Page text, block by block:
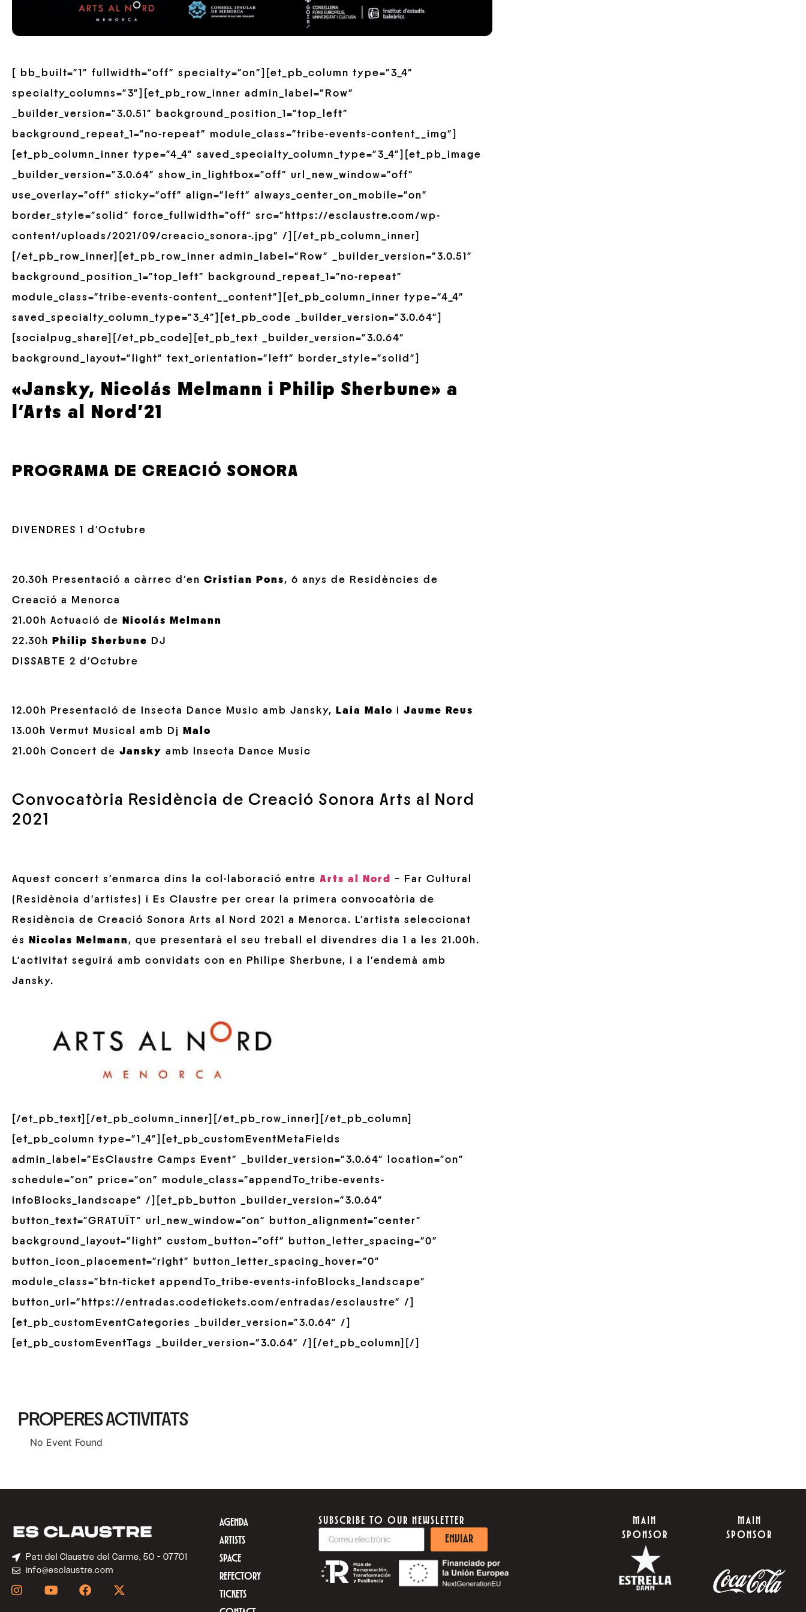
[ bb_built=”1″ fullwidth=”off” specialty=”on”][et_pb_column type=”3_4″
specialty_columns=”3″][et_pb_row_inner admin_label=”Row”
_builder_version=”3.0.51″ background_position_1=”top_left”
background_repeat_1=”no-repeat” module_class=”tribe-events-content__img”]
[et_pb_column_inner type=”4_4″ saved_specialty_column_type=”3_4″][et_pb_image
_builder_version=”3.0.64″ show_in_lightbox=”off” url_new_window=”off”
use_overlay=”off” sticky=”off” align=”left” always_center_on_mobile=”on”
border_style=”solid” force_fullwidth=”off” src=”https://esclaustre.com/wp-
content/uploads/2021/09/creacio_sonora-.jpg” /][/et_pb_column_inner]
[/et_pb_row_inner][et_pb_row_inner admin_label=”Row” _builder_version=”3.0.51″
background_position_1=”top_left” background_repeat_1=”no-repeat”
module_class=”tribe-events-content__content”][et_pb_column_inner type=”4_4″
saved_specialty_column_type=”3_4″][et_pb_code _builder_version=”3.0.64″]
[socialpug_share][/et_pb_code][et_pb_text _builder_version=”3.0.64″
background_layout=”light” text_orientation=”left” border_style=”solid”]
«Jansky, Nicolás Melmann i Philip Sherbune» a
l’Arts al Nord’21
PROGRAMA DE CREACIÓ SONORA
DIVENDRES 1 d’Octubre
20.30h Presentació a càrrec d’en Cristian Pons, 6 anys de Residències de
Creació a Menorca
21.00h Actuació de
Nicolás Melmann
22.30h
Philip Sherbune
DJ
DISSABTE 2 d’Octubre
12.00h Presentació de Insecta Dance Music amb Jansky, Laia Malo i Jaume Reus
13.00h Vermut Musical amb Dj
Malo
21.00h Concert de Jansky amb Insecta Dance Music
Convocatòria Residència de Creació Sonora Arts al Nord
2021
Aquest concert s’enmarca dins la col·laboració entre Arts al Nord
– Far Cultural
(Residència d’artistes) i Es Claustre per crear la primera convocatòria de
Residència de Creació Sonora Arts al Nord 2021 a Menorca. L’artista seleccionat
és
Nicolas Melmann , que presentarà el seu treball el divendres dia 1 a les 21.00h.
L’activitat seguirá amb convidats con en Philipe Sherbune, i a l’endemà amb
Jansky.
[/et_pb_text][/et_pb_column_inner][/et_pb_row_inner][/et_pb_column]
[et_pb_column type=”1_4″][et_pb_customEventMetaFields
admin_label=”EsClaustre Camps Event” _builder_version=”3.0.64″ location=”on”
schedule=”on” price=”on” module_class=”appendTo_tribe-events-
infoBlocks_landscape” /][et_pb_button _builder_version=”3.0.64″
button_text=”GRATUÏT” url_new_window=”on” button_alignment=”center”
background_layout=”light” custom_button=”off” button_letter_spacing=”0″
button_icon_placement=”right” button_letter_spacing_hover=”0″
module_class=”btn-ticket appendTo_tribe-events-infoBlocks_landscape”
button_url=”https://entradas.codetickets.com/entradas/esclaustre” /]
[et_pb_customEventCategories _builder_version=”3.0.64″ /]
[et_pb_customEventTags _builder_version=”3.0.64″ /][/et_pb_column][/]
PROPERES ACTIVITATS
No Event Found
Pati del Claustre del Carme, 50 - 07701
info@esclaustre.com
AGENDA
ARTISTS
SPACE
REFECTORY
TICKETS
SUBSCRIBE TO OUR NEWSLETTER
ENVIAR
MAIN
SPONSOR
MAIN
SPONSOR